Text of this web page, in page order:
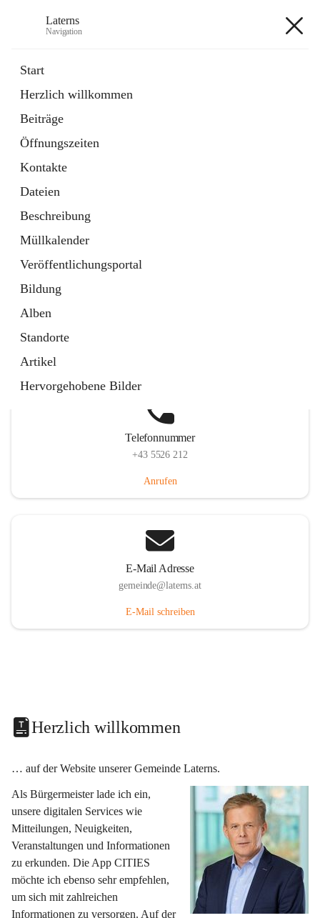
Laterns
Navigation
Start
Herzlich willkommen
Beiträge
Öffnungszeiten
Kontakte
Dateien
Beschreibung
Müllkalender
Veröffentlichungsportal
Bildung
Alben
Standorte
Artikel
Hervorgehobene Bilder
11 Schnellzugriffe
Soziales
1 Schnellzugriff
Telefonnummer
+43 5526 212
Anrufen
E-Mail Adresse
gemeinde@laterns.at
E-Mail schreiben
Herzlich willkommen
… auf der Website unserer Gemeinde Laterns.
Als Bürgermeister lade ich ein,
unsere digitalen Services wie
Mitteilungen, Neuigkeiten,
Veranstaltungen und Informationen
zu erkunden. Die App CITIES
möchte ich ebenso sehr empfehlen,
um sich mit zahlreichen
Informationen zu versorgen. Auf der